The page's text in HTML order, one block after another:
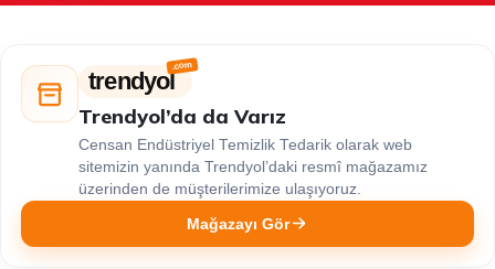
trendyol
Trendyol’da da Varız
Censan Endüstriyel Temizlik Tedarik olarak web
sitemizin yanında Trendyol’daki resmî mağazamız
üzerinden de müşterilerimize ulaşıyoruz.
Mağazayı Gör